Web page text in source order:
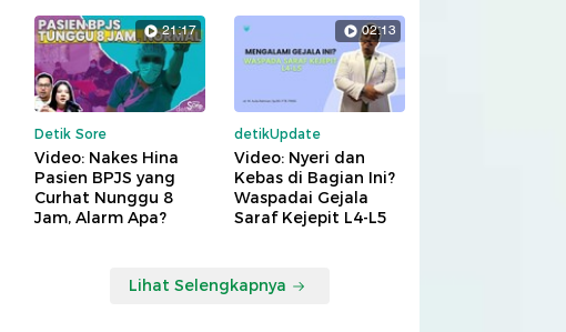
21:17
Detik Sore
Video: Nakes Hina
Pasien BPJS yang
Curhat Nunggu 8
Jam, Alarm Apa?
02:13
detikUpdate
Video: Nyeri dan
Kebas di Bagian Ini?
Waspadai Gejala
Saraf Kejepit L4-L5
Lihat Selengkapnya